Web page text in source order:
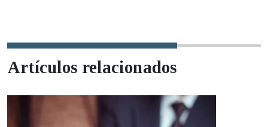
Artículos relacionados